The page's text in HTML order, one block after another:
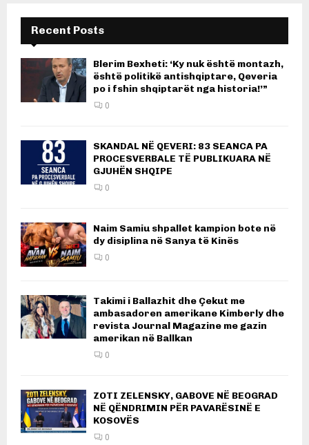
Recent Posts
Blerim Bexheti: ‘Ky nuk është montazh,
është politikë antishqiptare, Qeveria
po i fshin shqiptarët nga historia!’”
0
SKANDAL NË QEVERI: 83 SEANCA PA
PROCESVERBALE TË PUBLIKUARA NË
GJUHËN SHQIPE
0
Naim Samiu shpallet kampion bote në
dy disiplina në Sanya të Kinës
0
Takimi i Ballazhit dhe Çekut me
ambasadoren amerikane Kimberly dhe
revista Journal Magazine me gazin
amerikan në Ballkan
0
ZOTI ZELENSKY, GABOVE NË BEOGRAD
NË QËNDRIMIN PËR PAVARËSINË E
KOSOVËS
0